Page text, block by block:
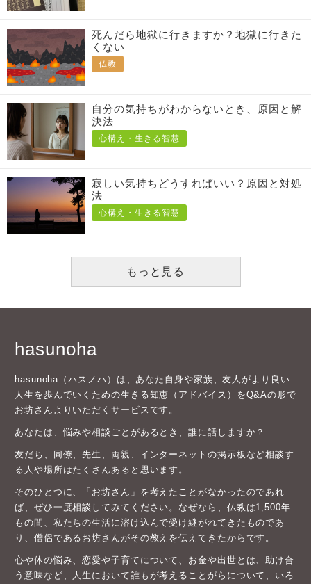
死んだら地獄に行きますか？地獄に行きた
くない
仏教
自分の気持ちがわからないとき、原因と解
決法
心構え・生きる智慧
寂しい気持ちどうすればいい？原因と対処
法
心構え・生きる智慧
もっと見る
hasunoha
hasunoha（ハスノハ）は、あなた自身や家族、友人がより良い
人生を歩んでいくための生きる知恵（アドバイス）をQ&Aの形で
お坊さんよりいただくサービスです。
あなたは、悩みや相談ごとがあるとき、誰に話しますか？
友だち、同僚、先生、両親、インターネットの掲示板など相談す
る人や場所はたくさんあると思います。
そのひとつに、「お坊さん」を考えたことがなかったのであれ
ば、ぜひ一度相談してみてください。なぜなら、仏教は1,500年
もの間、私たちの生活に溶け込んで受け継がれてきたものであ
り、僧侶であるお坊さんがその教えを伝えてきたからです。
心や体の悩み、恋愛や子育てについて、お金や出世とは、助け合
う意味など、人生において誰もが考えることがらについて、いろ